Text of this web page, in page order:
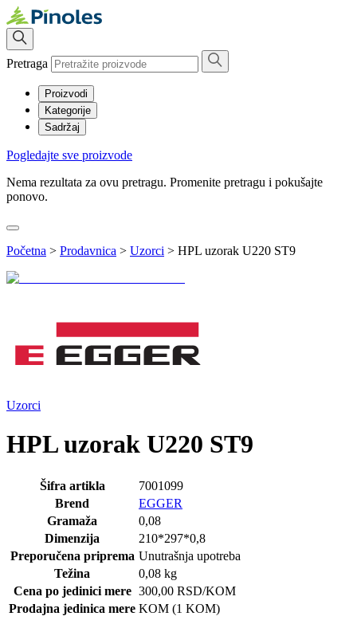
Pretraga
Proizvodi
Kategorije
Sadržaj
Pogledajte sve proizvode
Nema rezultata za ovu pretragu. Promenite pretragu i pokušajte
ponovo.
Početna > Prodavnica > Uzorci > HPL uzorak U220 ST9
Uzorci
HPL uzorak U220 ST9
Šifra artikla
7001099
Brend
EGGER
Gramaža
0,08
Dimenzija
210*297*0,8
Preporučena priprema Unutrašnja upotreba
Težina
0,08 kg
Cena po jedinici mere 300,00 RSD/KOM
Prodajna jedinica mere KOM (1 KOM)